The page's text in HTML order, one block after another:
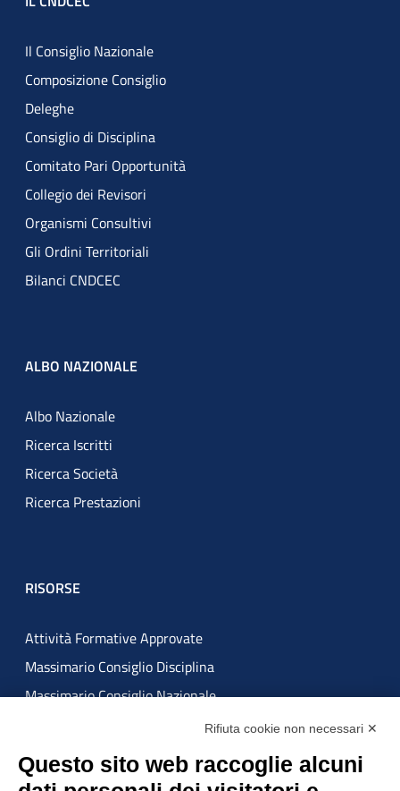
Il Consiglio Nazionale
Composizione Consiglio
Deleghe
Consiglio di Disciplina
Comitato Pari Opportunità
Collegio dei Revisori
Organismi Consultivi
Gli Ordini Territoriali
Bilanci CNDCEC
ALBO NAZIONALE
Albo Nazionale
Ricerca Iscritti
Ricerca Società
Ricerca Prestazioni
RISORSE
Attività Formative Approvate
Massimario Consiglio Disciplina
Massimario Consiglio Nazionale
ATTUAZIONE MISURE PNRR
Rifiuta cookie non necessari ✕
Questo sito web raccoglie alcuni